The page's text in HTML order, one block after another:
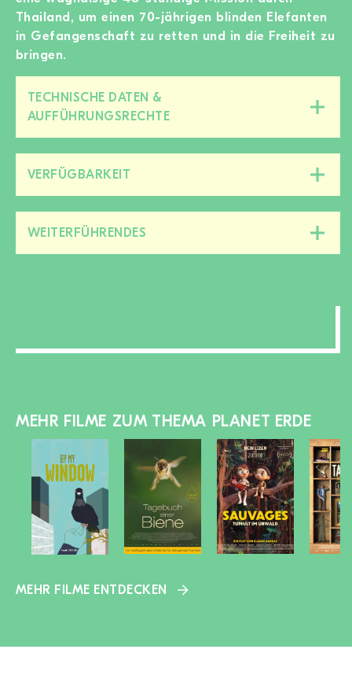
Thailand, um einen 70-jährigen blinden Elefanten
in Gefangenschaft zu retten und in die Freiheit zu
bringen.
TECHNISCHE DATEN &
AUFFÜHRUNGSRECHTE
VERFÜGBARKEIT
Bereich
zu-/aufklappen
WEITERFÜHRENDES
Bereich
MEHR FILME ZUM THEMA PLANET ERDE
MEHR FILME ENTDECKEN